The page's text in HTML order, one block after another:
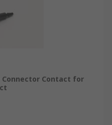
Connector Contact for